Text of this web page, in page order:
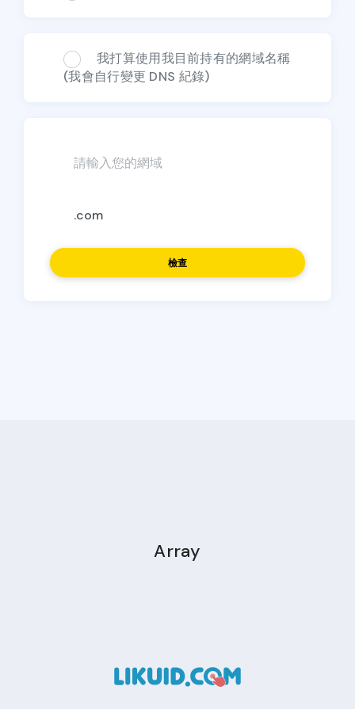
我打算使用我目前持有的網域名稱
(我會自行變更 DNS 紀錄)
檢查
Array